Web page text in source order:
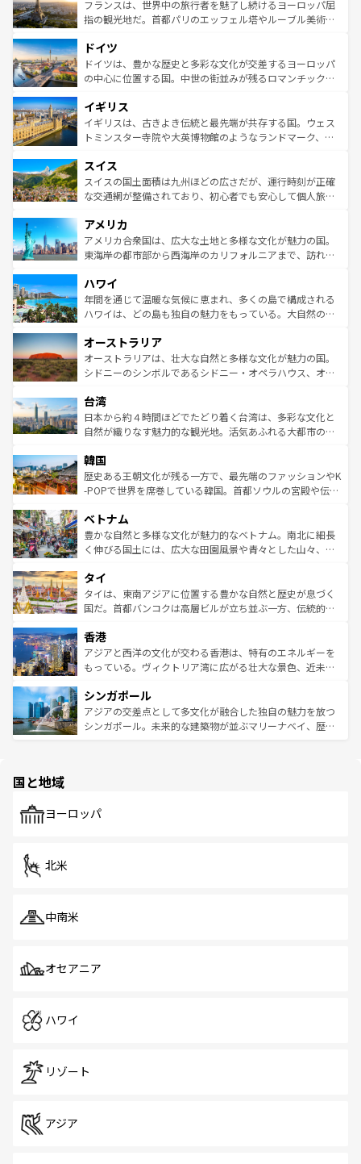
なお、新着のイタリア情報はコンテンツ一覧 を参照してほ
しい。
れる闘牛、そして美味しいタパスが生活の一部となってい
る。首都マドリードの洗練された雰囲気や、バルセロナの
の城塞都市、穏やかなビーチリゾートまで多彩な表情を見
せる。地方によって風土や気候が異なるスペインはその個
性で訪れる人を魅了する。 なお、新着のスペイン情報はコ
フランスは、世界中の旅行者を魅了し続けるヨーロッパ屈
指の観光地だ。首都パリのエッフェル塔やルーブル美術館
で、幅広い魅力が詰まっている。華麗な宮殿、歴史的な大
聖堂、美しいビーチ、そして豊かな自然が、訪れる者を心
から魅了する。また、フランスは美食の国としても知ら
いる。シャンパンの発祥地であるランス、プロヴァンスの
香り高いラベンダー畑など、多彩な楽しみ方が可能だ。さ
らに、パリ以外の地域にも魅力が溢れており、どの街角に
れる地方に足を運ぶとそれぞれで全く異なる文化を体験で
きるだろう。 なお、新着のフランス情報はコンテンツ一覧
を参照してほしい。
ドイツ
ドイツは、豊かな歴史と多彩な文化が交差するヨーロッパ
の中心に位置する国。中世の街並みが残るロマンチック街
顔を持つこの国は、どこを歩いても飽きることがない。ベ
ルリンの文化的活気、バイエルン州のアルプスの絶景、そ
してライン川沿いのワイン畑といった風景は必見。ビール
は、お酒好きな人にはぜひ体験してほしい。 なお、新着の
ドイツ情報はコンテンツ一覧を参照してほしい。
イギリス
イギリスは、古きよき伝統と最先端が共存する国。ウェス
トミンスター寺院や大英博物館のようなランドマーク、歴
リアごとに異なる魅力がある。また、優雅なアフタヌーン
ティー、ビール好きにはたまらない英国パブ、サッカー観
戦など、本場だからこそできる体験も豊富。イギリスを旅
ンツ一覧を参照してほしい。
スイス
スイスの国土面積は九州ほどの広さだが、運行時刻が正確
な交通網が整備されており、初心者でも安心して個人旅行
の建物がそのまま残る町や、スイスならではのユニークな
博物館もあり、アルプス観光だけでなく町歩きも満喫する
ことができる。国民の所得が高いため物価も高いが、旅行
ば市内交通費無料で観光を楽しむこともできる。 なお、新
着のスイス情報はコンテンツ一覧 を参照してほしい。
アメリカ
アメリカ合衆国は、広大な土地と多様な文化が魅力の国。
東海岸の都市部から西海岸のカリフォルニアまで、訪れる
のような巨大都市は、観光、ショッピング、エンターテイ
ンメントが詰まった刺激的なスポットだ。一方、アメリカ
西部には大自然が広がり、グランドキャニオンやイエロー
部のニューオーリンズでは、音楽と美食が融合した独特の
文化が魅力。旅行者はアメリカの各地域で異なる魅力を楽
しみながら、その多様性と豊かな歴史を感じることができ
ならではの贅沢な旅のスタイルだ。 なお、新着のアメリカ
情報はコンテンツ一覧を参照してほしい。
ハワイ
年間を通じて温暖な気候に恵まれ、多くの島で構成される
ハワイは、どの島も独自の魅力をもっている。大自然の神
ワイ島は見逃せない。また、定番の観光地といえばオアフ
島だが、静かな自然を求めるならマウイ島やカウアイ島が
おすすめ。エメラルドグリーンに輝く海をはじめ、豊かな
れるおもてなしの心で訪れる人々を迎えてくれるハワイの
人々、おいしいローカルフードやハワイアンミュージッ
ク、伝統的なフラダンスなど、すべてがハワイの魅力を彩
ワイを、存分に味わってほしい。 なお、新着のハワイ情報
はコンテンツ一覧を参照してほしい。
オーストラリア
オーストラリアは、壮大な自然と多様な文化が魅力の国。
シドニーのシンボルであるシドニー・オペラハウス、オー
リアリーフや大陸中央部にそびえるウルル（エアーズロッ
ク）、タスマニアの美しい原生林やケアンズの熱帯雨林な
ど、見どころがたくさん。また、カフェやワイン、オージ
いる。アクティビティも充実しており、サーフィンやダイ
ビング、ハイキングなど、アウトドア好きにはたまらな
い。オーストラリアの多彩な魅力を存分に味わいつくそ
参照してほしい。
台湾
日本から約４時間ほどでたどり着く台湾は、多彩な文化と
自然が織りなす魅力的な観光地。活気あふれる大都市の台
ン）、静ひつな山岳地帯である台湾東部など、都市の喧騒
と山間の静けさが共存しており、訪れる人に新しい発見と
驚きをもたらしてくれる。また、奥深い台湾の食文化も魅
容にもいいと評判のスイーツなど、バラエティ豊かな料理
が味わえる。 なお、新着の台湾情報は コンテンツ一覧を参
照してほしい。
韓国
歴史ある王朝文化が残る一方で、最先端のファッションやK
-POPで世界を席巻している韓国。首都ソウルの宮殿や伝統
き、地方に足を延ばせば四季折々の自然美を楽しむことが
できる。そして、キムチや焼肉、絶品のストリートフード
まで、さまざまな韓国料理が待っている。夜には、韓国な
リティに包まれながら、韓国の多彩な魅力を心ゆくまで味
わってみてほしい。 なお、新着の韓国情報はコンテンツ一
覧を参照してほしい。
ベトナム
豊かな自然と多様な文化が魅力的なベトナム。南北に細長
く伸びる国土には、広大な田園風景や青々とした山々、世
急速な発展と共に伝統が息づく。ハノイの古い町並みやホ
ーチミン市のフランス統治時代の建物も、独特の雰囲気を
醸し出している。また、バラエティの豊かさとおいしさで
とつ。フォーやバインミー、ベトナムコーヒーなどは、ぜ
ひ現地で味わいたい。どの地域を訪れてもあたたかい人々
が旅行者を迎えてくれるので、きっと忘れられない旅にな
参照してほしい。
タイ
タイは、東南アジアに位置する豊かな自然と歴史が息づく
国だ。首都バンコクは高層ビルが立ち並ぶ一方、伝統的な
の活気が交差している。北部ではチェンマイなどの山岳地
帯で自然と触れ合い、南部ではプーケットやクラビの美し
いビーチでリゾート気分を楽しむことができる。タイ料理
激する。気候は一年中温暖で、どの季節にも異なる楽しみ
が待っている。親しみやすいタイの人々、仏教を中心とし
た文化、そして多様な観光資源が、訪れる旅人を魅了し続
香港
アジアと西洋の文化が交わる香港は、特有のエネルギーを
もっている。ヴィクトリア湾に広がる壮大な景色、近未来
み、どこを訪れても感動するはず。観光スポットが密集し
ており、効率よく見どころを回れるのも魅力。息をのむよ
うな絶景から文化的な体験まで、香港を存分に楽しみ尽く
シンガポール
アジアの交差点として多文化が融合した独自の魅力を放つ
シンガポール。未来的な建築物が並ぶマリーナベイ、歴史
で、ホーカーズは地元の風情を楽しめる外せないスポット
国と地域
ヨーロッパ
北米
中南米
オセアニア
ハワイ
リゾート
アジア